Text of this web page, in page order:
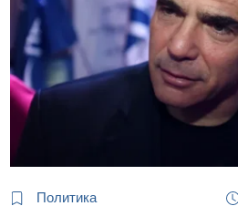
Политика